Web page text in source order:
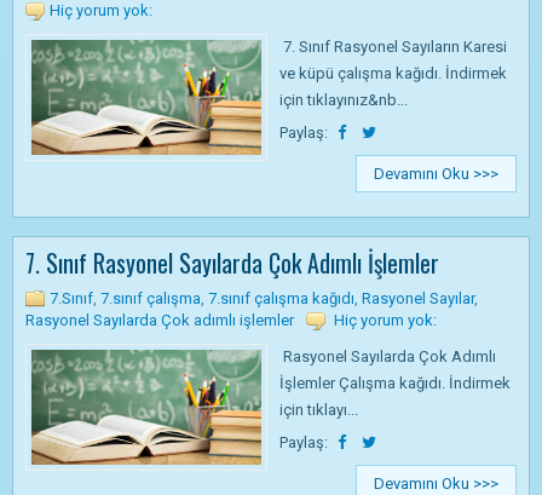
Hiç yorum yok:
7. Sınıf Rasyonel Sayıların Karesi
ve küpü çalışma kağıdı. İndirmek
için tıklayınız&nb...
Paylaş:
Devamını Oku >>>
7. Sınıf Rasyonel Sayılarda Çok Adımlı İşlemler
7.Sınıf, 7.sınıf çalışma, 7.sınıf çalışma kağıdı, Rasyonel Sayılar,
Rasyonel Sayılarda Çok adımlı işlemler
Hiç yorum yok:
Rasyonel Sayılarda Çok Adımlı
İşlemler Çalışma kağıdı. İndirmek
için tıklayı...
Paylaş:
Devamını Oku >>>